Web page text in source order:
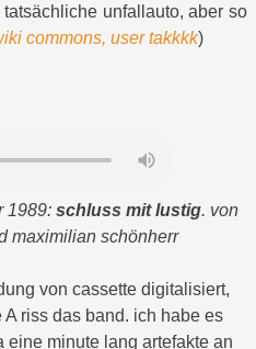
unfallauto, aber so
commons, user takkkk)
1989: schluss mit lustig. von
maximilian schönherr
von cassette digitalisiert,
riss das band. ich habe es
eine minute lang artefakte an